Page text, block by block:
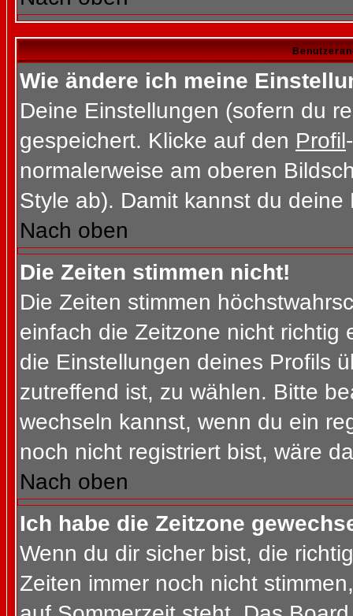
Wie ändere ich meine
Deine Einstellungen (sofern du
gespeichert. Klicke auf den Profil
normalerweise am oberen
Style ab). Damit kannst du
Nach oben
Die Zeiten stimmen nicht!
Die Zeiten stimmen
einfach die Zeitzone nicht richtig
die Einstellungen deines Profils
zutreffend ist, zu wählen. Bitte
wechseln kannst, wenn du ein
noch nicht registriert bist, wäre
Nach oben
Ich habe die Zeitzone
Wenn du dir sicher bist, die
Zeiten immer noch nicht